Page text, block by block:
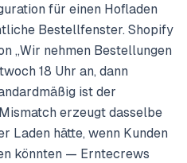
für einen Hofladen
Bestellfenster. Shopify
„Wir nehmen Bestellungen
18 Uhr an, dann
ist der
erzeugt dasselbe
Laden hätte, wenn Kunden
könnten — Erntecrews